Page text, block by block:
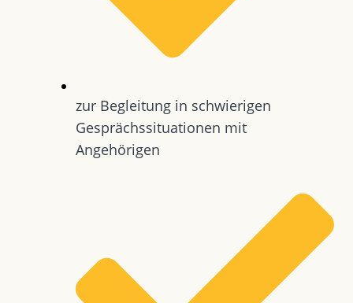
zur Begleitung in schwierigen
Gesprächssituationen mit
Angehörigen